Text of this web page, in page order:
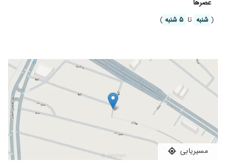
توسط ایشان اندوسکوپی شد که معلوم شد زخم
۱۴۰۴/۰۷/۲۵
دخترم یبوست داشت ،حالا با داروهای آقای دکتر
خیلی بهتر شده ایشون خیلی صبور هستن و بسیار
وقت میزارن
۱۴۰۴/۰۳/۰۱
فعلا تازه درمان رو شروع کردم ۱۴۰۴/۰۶/۱۴
پسرم اشتهانداشت هیچی نمیخوردبردم پیش اقای
دکتر خیلی خوب شد ممنونم ازاقای دکتر
۱۳۹۸/۱۱/۱۲
تماس مطب ۰۹۳۹۱۰۰۸۸۳۹ _ ۰۲۶۳۲۲۶۴۸۰۴
لطفا منشور اخلاقی حقوقی مطب مطالعه شود:
میباشد.
– حق ویزیت پزشک فوق تخصص کودکان طبق مصوبه انجمن پزشکان
اطفال ایران میباشد.
– در صورت عدم رضایت از شرایط موجود با رعایت احترام متقابل قبل از
ورود به اتاق پزشک ویزیت خود را کنسل نمایید و از بحث و مجادله
بپرهیزید.
– مدت انتظار معمولا از ۵ دقیقه تا حداکثر دو ساعت بوده و به نظم زمان
مراجعه شما عزیزان بستگی دارد.
عصر‌ها
( شنبه تا ۵ شنبه )
مسیریابی